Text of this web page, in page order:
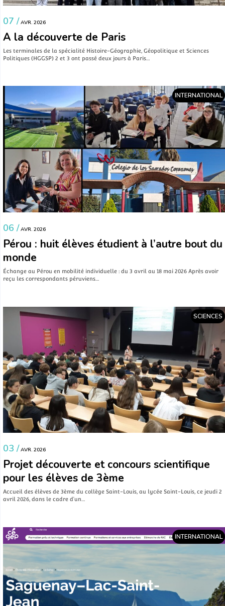
07 / AVR. 2026
A la découverte de Paris
Les terminales de la spécialité Histoire-Géographie, Géopolitique et Sciences
Politiques (HGGSP) 2 et 3 ont passé deux jours à Paris…
INTERNATIONAL
06 / AVR. 2026
Pérou : huit élèves étudient à l’autre bout du
monde
Échange au Pérou en mobilité individuelle : du 3 avril au 18 mai 2026 Après avoir
reçu les correspondants péruviens…
SCIENCES
03 / AVR. 2026
Projet découverte et concours scientifique
pour les élèves de 3ème
Accueil des élèves de 3ème du collège Saint-Louis, au lycée Saint-Louis, ce jeudi 2
avril 2026, dans le cadre d’un…
INTERNATIONAL